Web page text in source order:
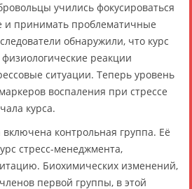
учились фокусироваться
и принимать проблематичные
обнаружили, что курс
реакции
ситуации. Теперь уровень
воспаления при стрессе
курса.
контрольная группа. Её
стресс-менеджмента,
Биохимических изменений,
первой группы, в этой